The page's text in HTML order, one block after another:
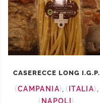
CASERECCE LONG I.G.P.
CAMPANIA ITALIA
NAPOLI